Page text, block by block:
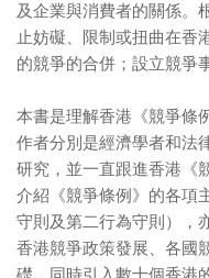
及企業與消費者的關係。
止妨礙、限制或扭曲在香
的競爭的合併；設立競爭
本書是理解香港《競爭條
作者分別是經濟學者和法
研究，並一直跟進香港《
介紹《競爭條例》的各項
守則及第二行為守則），
香港競爭政策發展、各國